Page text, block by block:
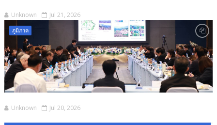
Unknown Jul 21, 2026
ภูมิภาค
Unknown Jul 20, 2026